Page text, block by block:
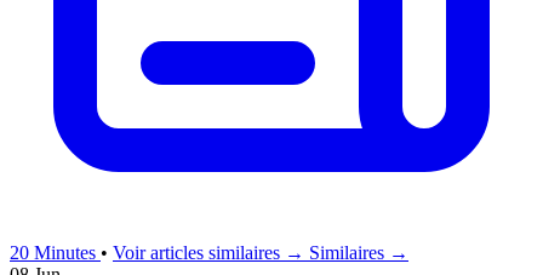
20 Minutes • Voir articles similaires → Similaires →